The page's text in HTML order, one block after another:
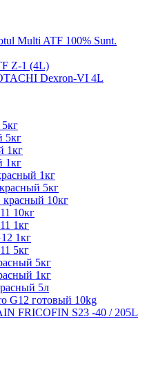
Multi ATF 100% Sunt.
Z-1 (4L)
Dexron-VI 4L
5кг
1кг
1кг
1кг
5кг
10кг
10кг
1кг
1кг
5кг
5кг
1кг
5л
G12 готовый 10kg
FRICOFIN S23 -40 / 205L